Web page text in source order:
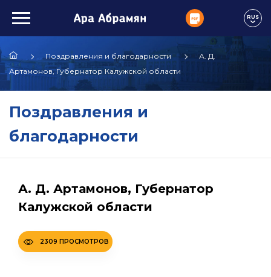
RUS
Поздравления и благодарности
А. Д.
Артамонов, Губернатор Калужской области
Поздравления и
благодарности
А. Д. Артамонов, Губернатор
Калужской области
2309 ПРОСМОТРОВ